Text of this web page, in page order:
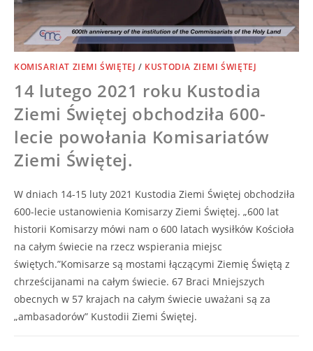
KOMISARIAT ZIEMI ŚWIĘTEJ / KUSTODIA ZIEMI ŚWIĘTEJ
14 lutego 2021 roku Kustodia
Ziemi Świętej obchodziła 600-
lecie powołania Komisariatów
Ziemi Świętej.
W dniach 14-15 luty 2021 Kustodia Ziemi Świętej obchodziła
600-lecie ustanowienia Komisarzy Ziemi Świętej. „600 lat
historii Komisarzy mówi nam o 600 latach wysiłków Kościoła
na całym świecie na rzecz wspierania miejsc
świętych.”Komisarze są mostami łączącymi Ziemię Świętą z
chrześcijanami na całym świecie. 67 Braci Mniejszych
obecnych w 57 krajach na całym świecie uważani są za
„ambasadorów” Kustodii Ziemi Świętej.